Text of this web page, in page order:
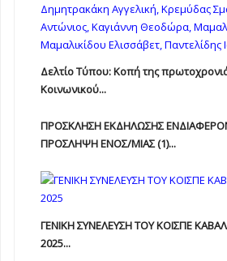
Δελτίο Τύπου: Κοπή της
Κοινωνικού...
ΠΡΟΣΚΛΗΣΗ ΕΚΔΗΛΩΣΗΣ
ΠΡΟΣΛΗΨΗ ΕΝOΣ/ΜΙΑΣ (1)...
ΓΕΝΙΚΗ ΣΥΝΕΛΕΥΣΗ ΤΟΥ ΚΟΙΣΠΕ
2025...